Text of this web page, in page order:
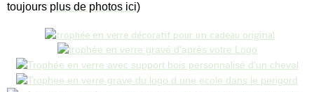
toujours plus de photos ici)